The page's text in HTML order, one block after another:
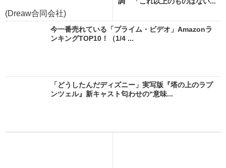
(Dreaw合同会社)
今一番売れている「プライム・ビデオ」Amazonラ
ンキングTOP10！（1/4 ...
「どうしたんだディズニー」実写版『塔の上のラプ
ンツェル』新キャスト匂わせの“意味...